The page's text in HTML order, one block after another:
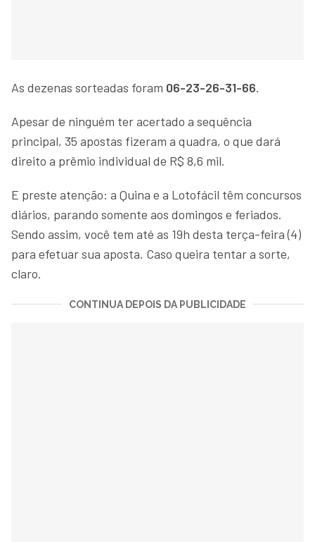
As dezenas sorteadas foram 06-23-26-31-66.
Apesar de ninguém ter acertado a sequência
principal, 35 apostas fizeram a quadra, o que dará
direito a prêmio individual de R$ 8,6 mil.
E preste atenção: a Quina e a Lotofácil têm concursos
diários, parando somente aos domingos e feriados.
Sendo assim, você tem até as 19h desta terça-feira (4)
para efetuar sua aposta. Caso queira tentar a sorte,
claro.
CONTINUA DEPOIS DA PUBLICIDADE